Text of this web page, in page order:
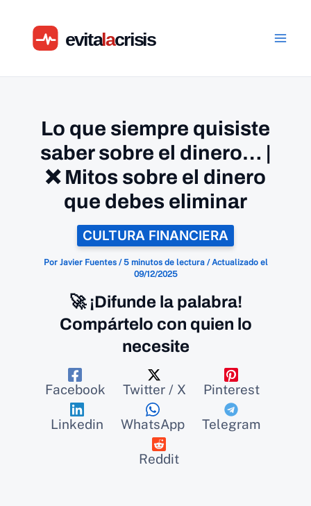
contenido
Lo que siempre quisiste
saber sobre el dinero… |
❌ Mitos sobre el dinero
que debes eliminar
CULTURA FINANCIERA
Por Javier Fuentes /5 minutos de lectura/Actualizado el
09/12/2025
🚀 ¡Difunde la palabra!
Compártelo con quien lo
necesite
Facebook Twitter / X Pinterest
Linkedin WhatsApp Telegram
Reddit